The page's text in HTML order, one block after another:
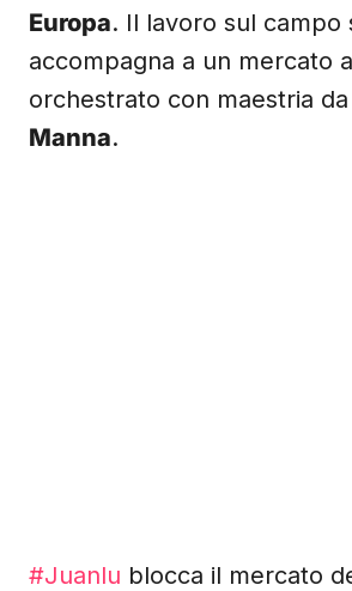
Europa. Il lavoro sul campo
accompagna a un mercato
orchestrato con maestria da
Manna.
#Juanlu blocca il mercato